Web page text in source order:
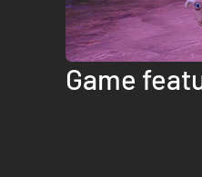
Game